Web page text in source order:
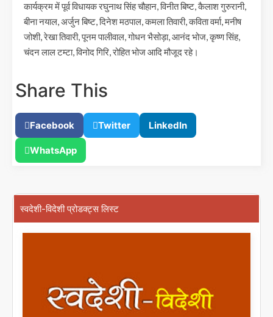
कार्यक्रम में पूर्व विधायक रघुनाथ सिंह चौहान, विनीत बिष्ट, कैलाश गुरुरानी,
बीना नयाल, अर्जुन बिष्ट, दिनेश मठपाल, कमला तिवारी, कविता वर्मा, मनीष
जोशी, रेखा तिवारी, पूनम पालीवाल, गोधन भैसोड़ा, आनंद भोज, कृष्ण सिंह,
चंदन लाल टम्टा, विनोद गिरि, रोहित भोज आदि मौजूद रहे।
Share This
Facebook Twitter LinkedIn
WhatsApp
स्वदेशी-विदेशी प्रोडक्ट्स लिस्ट